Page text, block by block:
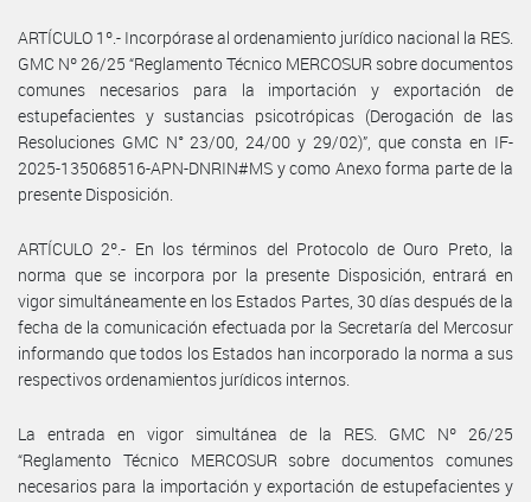
ARTÍCULO 1º.- Incorpórase al ordenamiento jurídico nacional la RES.
GMC Nº 26/25 “Reglamento Técnico MERCOSUR sobre documentos
comunes necesarios para la importación y exportación de
estupefacientes y sustancias psicotrópicas (Derogación de las
Resoluciones GMC N° 23/00, 24/00 y 29/02)”, que consta en IF-
2025-135068516-APN-DNRIN#MS y como Anexo forma parte de la
presente Disposición.
ARTÍCULO 2º.- En los términos del Protocolo de Ouro Preto, la
norma que se incorpora por la presente Disposición, entrará en
vigor simultáneamente en los Estados Partes, 30 días después de la
fecha de la comunicación efectuada por la Secretaría del Mercosur
informando que todos los Estados han incorporado la norma a sus
respectivos ordenamientos jurídicos internos.
La entrada en vigor simultánea de la RES. GMC Nº 26/25
“Reglamento Técnico MERCOSUR sobre documentos comunes
necesarios para la importación y exportación de estupefacientes y